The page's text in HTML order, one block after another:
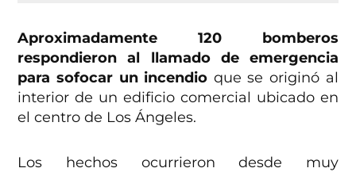
Aproximadamente 120 bomberos
respondieron al llamado de emergencia
para sofocar un incendio que se originó al
interior de un edificio comercial ubicado en
el centro de Los Ángeles.
Los hechos ocurrieron desde muy